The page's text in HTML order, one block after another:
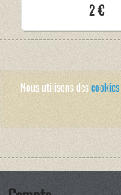
2 €
Nous utilisons descookies